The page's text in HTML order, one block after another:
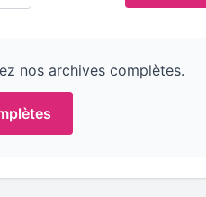
nos archives complètes.